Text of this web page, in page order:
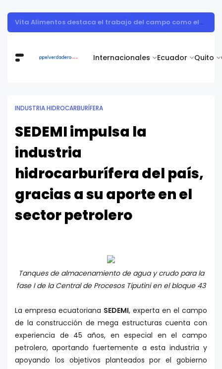
Internacionales Ecuador Quito
Muestra de arte contemporáneo reunió a cuerpo diplomático y artistas nacionales en la Academia Diplomática Galo Plaza
INDUSTRIA HIDROCARBURÍFERA
SEDEMI impulsa la
industria
hidrocarburífera del país,
gracias a su aporte en el
sector petrolero
Tanques de almacenamiento de agua y crudo para la
fase I de la Central de Procesos Tiputini en el bloque 43
La empresa ecuatoriana SEDEMI, experta en el campo
de la construcción de mega estructuras cuenta con
experiencia de 45 años, en especial en el campo
petrolero, aportando fuertemente a esta industria y
apoyando los objetivos planteados por el gobierno